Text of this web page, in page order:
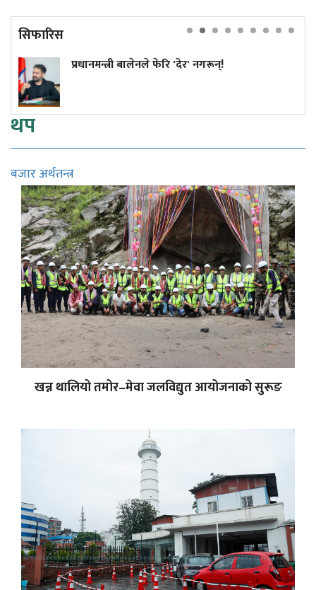
सिफारिस
फेरि 'देर' नगरून्!
थप
बजार अर्थतन्त्र
खन्न थालियो तमोर–मेवा जलविद्युत आयोजनाको सुरूङ